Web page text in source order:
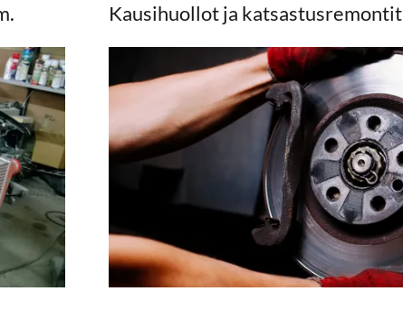
Kausihuollot ja katsastusremontit